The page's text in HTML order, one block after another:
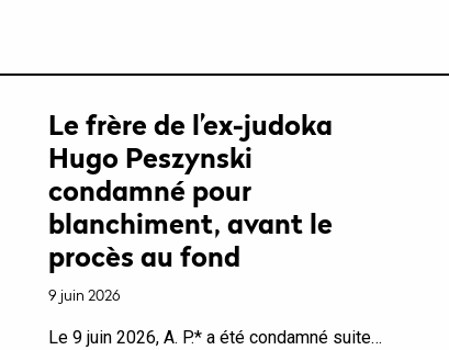
Le frère de l’ex-judoka
Hugo Peszynski
condamné pour
blanchiment, avant le
procès au fond
9 juin 2026
Le 9 juin 2026, A. P.* a été condamné suite…